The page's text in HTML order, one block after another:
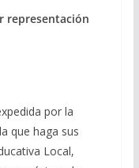
representación
por la
que haga sus
Local,